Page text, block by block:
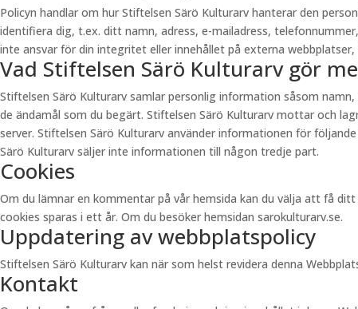
Policyn handlar om hur Stiftelsen Särö Kulturarv hanterar den
identifiera dig, t.ex. ditt namn, adress, e-mailadress,
inte ansvar för din integritet eller innehållet på externa
Vad Stiftelsen Särö Kulturarv gör
Stiftelsen Särö Kulturarv samlar personlig information såsom
de ändamål som du begärt. Stiftelsen Särö Kulturarv mottar och
server. Stiftelsen Särö Kulturarv använder informationen för
Särö Kulturarv säljer inte informationen till någon tredje part.
Cookies
Om du lämnar en kommentar på vår hemsida kan du välja att få
cookies sparas i ett år. Om du besöker hemsidan sarokulturarv.se.
Uppdatering av webbplatspolicy
Stiftelsen Särö Kulturarv kan när som helst revidera denna
Kontakt